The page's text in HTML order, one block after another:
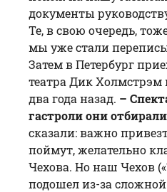
документы
Те, в свою очередь,
мы уже стали
Затем в Петербург
театра Дик Холмстрэм
два года назад. –
гастроли они
сказали: важно
поймут, желательно
Чехова. Но наш Чехов («
подошел из-за